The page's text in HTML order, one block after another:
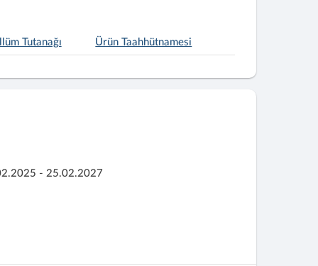
Tutanağı Ürün Taahhütnamesi
- 25.02.2027